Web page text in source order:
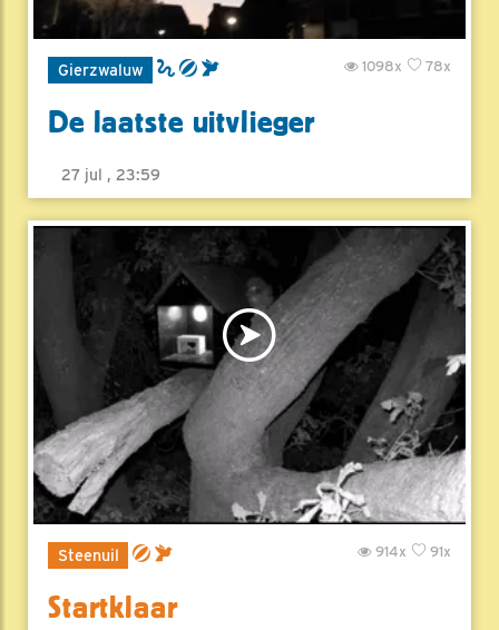
Gierzwaluw 78x
1098x
De laatste uitvlieger
27 jul , 23:59
Steenuil 91x
914x
Startklaar